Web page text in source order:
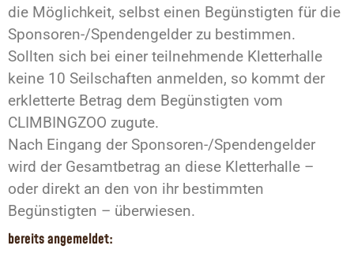
die Möglichkeit, selbst einen Begünstigten für die
Sponsoren-/Spendengelder zu bestimmen.
Sollten sich bei einer teilnehmende Kletterhalle
keine 10 Seilschaften anmelden, so kommt der
erkletterte Betrag dem Begünstigten vom
CLIMBINGZOO zugute.
Nach Eingang der Sponsoren-/Spendengelder
wird der Gesamtbetrag an diese Kletterhalle –
oder direkt an den von ihr bestimmten
Begünstigten – überwiesen.
bereits angemeldet: